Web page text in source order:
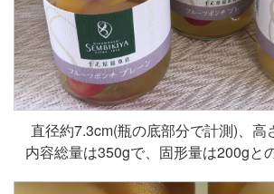
直径約7.3cm(瓶の底部分で計測)、高
内容総量は350gで、固形量は200gと